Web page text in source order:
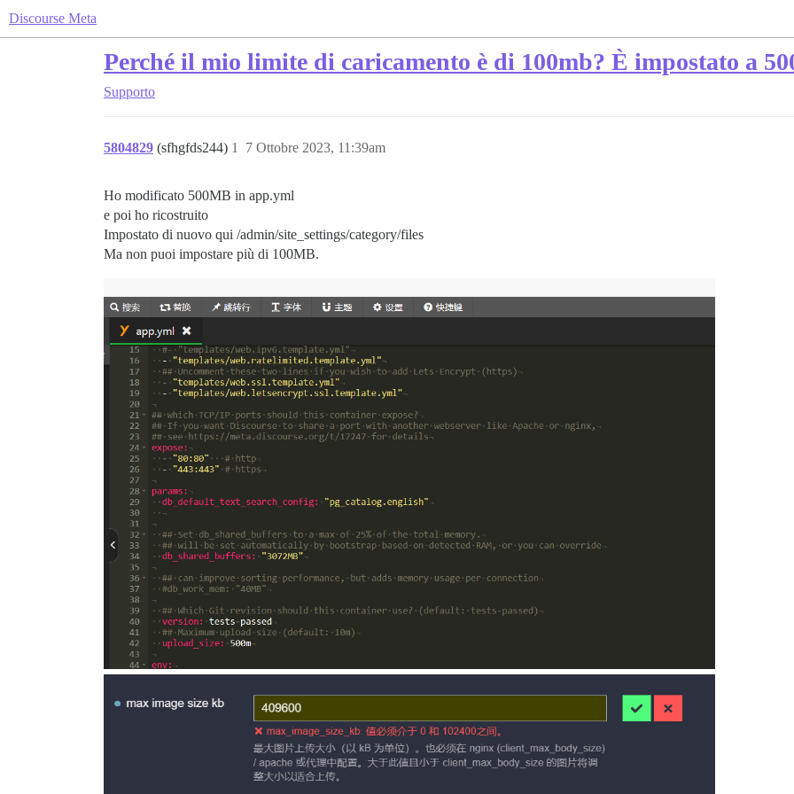
Discourse Meta
Perché il mio limite di caricamento è di 100mb? È impostato a
Supporto
5804829 (sfhgfds244) 7 Ottobre 2023, 11:39am
1
Ho modificato 500MB in app.yml
e poi ho ricostruito
Impostato di nuovo qui /admin/site_settings/category/files
Ma non puoi impostare più di 100MB.